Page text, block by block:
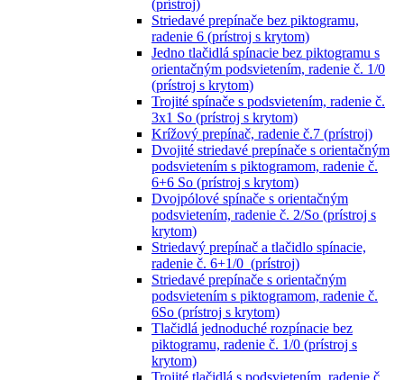
(prístroj)
Striedavé prepínače bez piktogramu,
radenie 6 (prístroj s krytom)
Jedno tlačidlá spínacie bez piktogramu s
orientačným podsvietením, radenie č. 1/0
(prístroj s krytom)
Trojité spínače s podsvietením, radenie č.
3x1 So (prístroj s krytom)
Krížový prepínač, radenie č.7 (prístroj)
Dvojité striedavé prepínače s orientačným
podsvietením s piktogramom, radenie č.
6+6 So (prístroj s krytom)
Dvojpólové spínače s orientačným
podsvietením, radenie č. 2/So (prístroj s
krytom)
Striedavý prepínač a tlačidlo spínacie,
radenie č. 6+1/0 (prístroj)
Striedavé prepínače s orientačným
podsvietením s piktogramom, radenie č.
6So (prístroj s krytom)
Tlačidlá jednoduché rozpínacie bez
piktogramu, radenie č. 1/0 (prístroj s
krytom)
Trojité tlačidlá s podsvietením, radenie č.